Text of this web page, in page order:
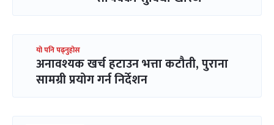
यो पनि पढ्नुहोस
अनावश्यक खर्च हटाउन भत्ता कटौती, पुराना
सामग्री प्रयोग गर्न निर्देशन